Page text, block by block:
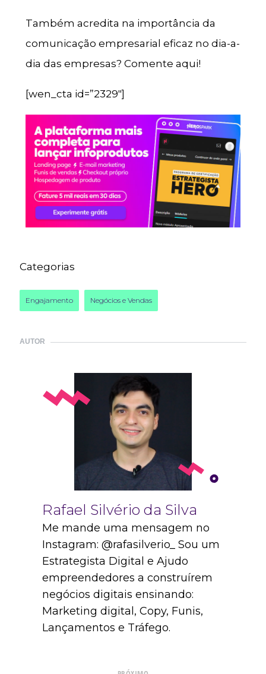
Também acredita na importância da
comunicação empresarial eficaz no dia-a-
dia das empresas? Comente aqui!
[wen_cta id=”2329″]
Categorias
Engajamento Negócios e Vendas
AUTOR
Rafael Silvério da Silva
Me mande uma mensagem no
Instagram: @rafasilverio_ Sou um
Estrategista Digital e Ajudo
empreendedores a construírem
negócios digitais ensinando:
Marketing digital, Copy, Funis,
Lançamentos e Tráfego.